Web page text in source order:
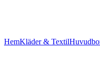
HemKläder & Textil